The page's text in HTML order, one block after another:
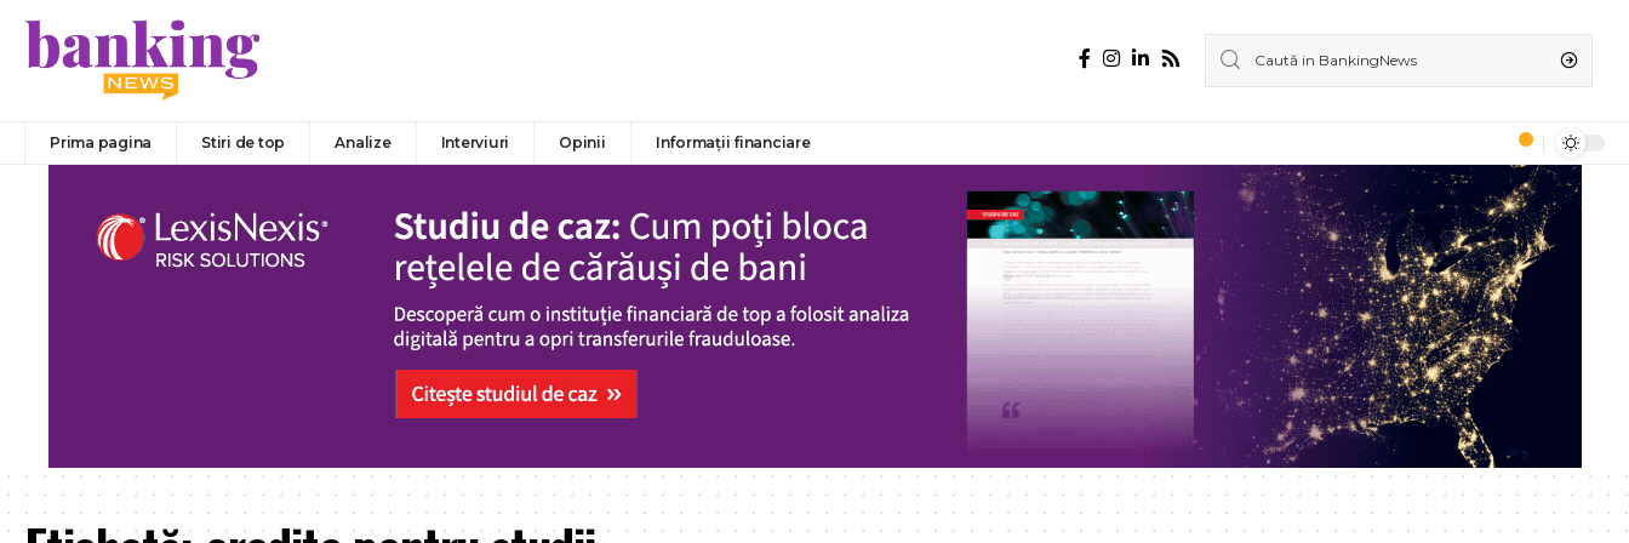
Prima pagina Stiri de top Analize Interviuri Opinii Informații financiare